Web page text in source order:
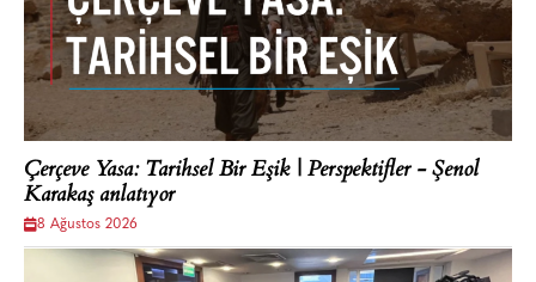
Çerçeve Yasa: Tarihsel Bir Eşik | Perspektifler - Şenol
Karakaş anlatıyor
8 Ağustos 2026